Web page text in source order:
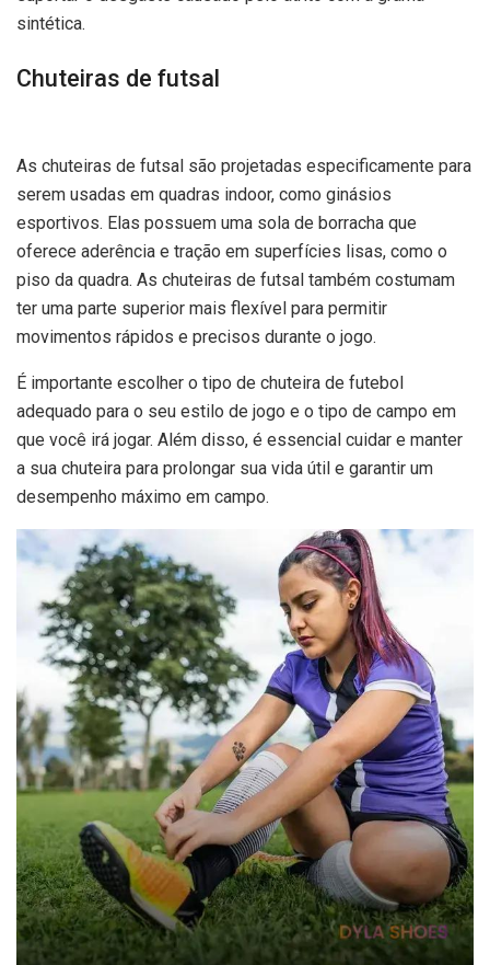
sintética.
Chuteiras de futsal
As chuteiras de futsal são projetadas especificamente para
serem usadas em quadras indoor, como ginásios
esportivos. Elas possuem uma sola de borracha que
oferece aderência e tração em superfícies lisas, como o
piso da quadra. As chuteiras de futsal também costumam
ter uma parte superior mais flexível para permitir
movimentos rápidos e precisos durante o jogo.
É importante escolher o tipo de chuteira de futebol
adequado para o seu estilo de jogo e o tipo de campo em
que você irá jogar. Além disso, é essencial cuidar e manter
a sua chuteira para prolongar sua vida útil e garantir um
desempenho máximo em campo.